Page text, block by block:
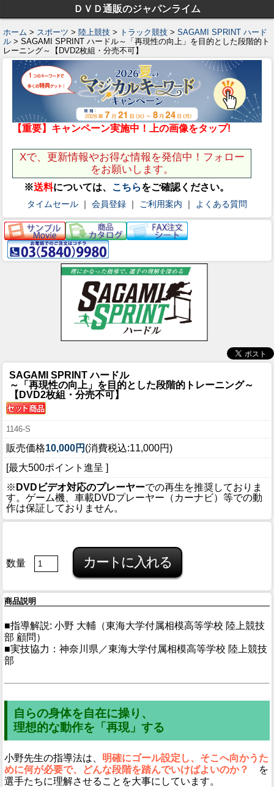
ＤＶＤ通販のジャパンライム
ホーム > スポーツ > 陸上競技 > トラック競技 > SAGAMI SPRINT ハード
ル > SAGAMI SPRINT ハードル～「再現性の向上」を目的とした段階的ト
レーニング～【DVD2枚組・分売不可】
【重要】キャンペーン実施中！上の画像をタップ!
Xで、更新情報やお得な情報を発信中！フォロー
をお願いします。
※送料については、 こちらをご確認ください。
タイムセール ｜ 会員登録 ｜ ご利用案内 ｜ よくある質問
SAGAMI SPRINT ハードル
～「再現性の向上」を目的とした段階的トレーニング～
【DVD2枚組・分売不可】
1146-S
販売価格10,000円 (消費税込:11,000円)
[最大500ポイント進呈 ]
※ DVDビデオ対応のプレーヤーでの再生を推奨しておりま
す。ゲーム機、車載DVDプレーヤー（カーナビ）等での動
作は保証しておりません。
数量
商品説明
■指導解説: 小野 大輔（東海大学付属相模高等学校 陸上競技
部 顧問）
■実技協力：神奈川県／東海大学付属相模高等学校 陸上競技
部
自らの身体を自在に操り、
理想的な動作を「再現」する
小野先生の指導法は、 明確にゴール設定し、そこへ向かうた
めに何が必要で、どんな段階を踏んでいけばよいのか？
を
選手たちに理解させることを大事にしています。